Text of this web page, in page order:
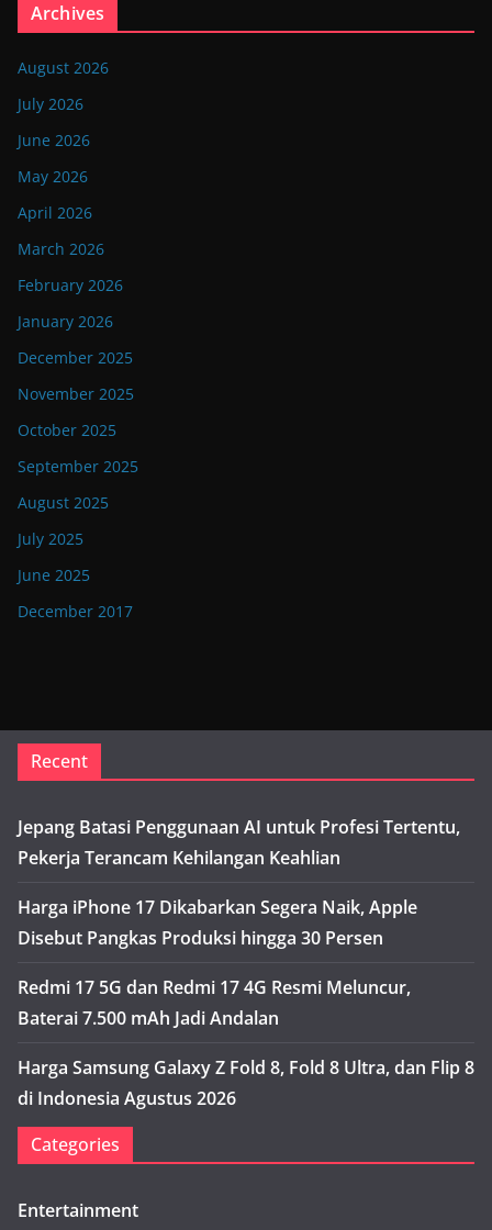
Archives
August 2026
July 2026
June 2026
May 2026
April 2026
March 2026
February 2026
January 2026
December 2025
November 2025
October 2025
September 2025
August 2025
July 2025
June 2025
December 2017
Recent
Jepang Batasi Penggunaan AI untuk Profesi Tertentu,
Pekerja Terancam Kehilangan Keahlian
Harga iPhone 17 Dikabarkan Segera Naik, Apple
Disebut Pangkas Produksi hingga 30 Persen
Redmi 17 5G dan Redmi 17 4G Resmi Meluncur,
Baterai 7.500 mAh Jadi Andalan
Harga Samsung Galaxy Z Fold 8, Fold 8 Ultra, dan Flip 8
di Indonesia Agustus 2026
Categories
Entertainment